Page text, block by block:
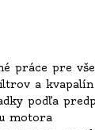
práce pre
a kvapalín
podľa
motora